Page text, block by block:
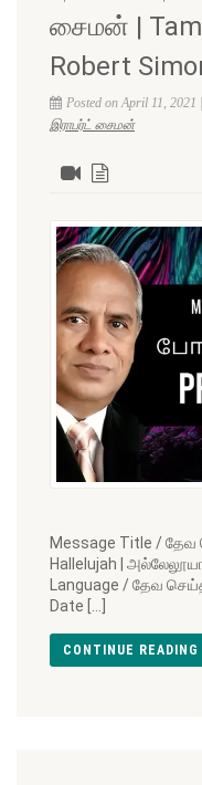
சைமன் |
Robert
Posted on April 11, 2021
இராபர்ட் சைமன்
Message Title / தேவ
Hallelujah |
Language / தேவ
Date […]
CONTINUE READING